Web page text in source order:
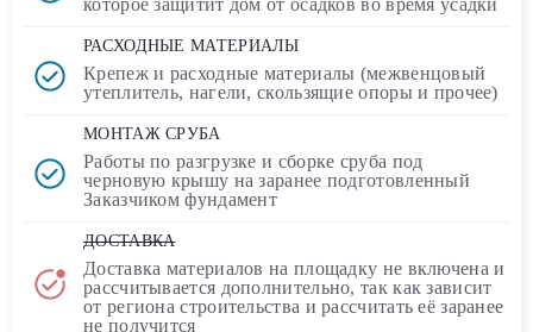
которое защитит дом от осадков во время усадки
РАСХОДНЫЕ МАТЕРИАЛЫ
Крепеж и расходные материалы (межвенцовый
утеплитель, нагели, скользящие опоры и прочее)
МОНТАЖ СРУБА
Работы по разгрузке и сборке сруба под
черновую крышу на заранее подготовленный
Заказчиком фундамент
ДОСТАВКА
Доставка материалов на площадку не включена и
рассчитывается дополнительно, так как зависит
от региона строительства и рассчитать её заранее
не получится